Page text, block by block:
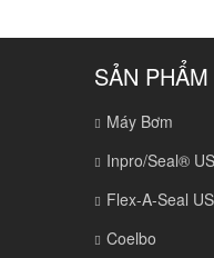
SẢN PHẨM
Máy Bơm
Inpro/Seal®
Flex-A-Seal
Coelbo